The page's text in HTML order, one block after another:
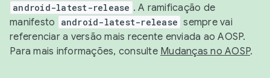
android-latest-release . A ramificação de
manifesto
android-latest-release sempre vai
referenciar a versão mais recente enviada ao AOSP.
Para mais informações, consulte Mudanças no AOSP.